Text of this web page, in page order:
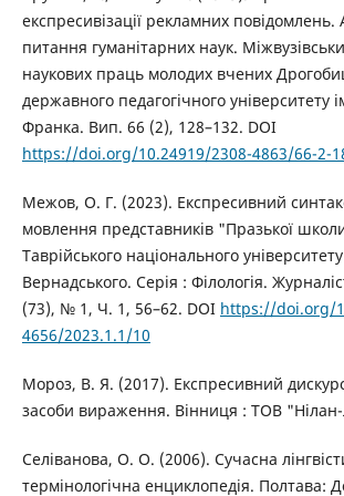
експресивізації рекламних повідомлень.
питання гуманiтарних наук.
наукових праць молодих вчених
державного педагогічного університету
Франка. Вип. 66 (2), 128–132. DOI
https://doi.org/10.24919/2308-4863/66-2-
Межов, О. Г. (2023). Експресивний
мовлення представників "Празької
Таврійського національного університету
Вернадського. Серія : Філологія.
(73), № 1, Ч. 1, 56–62. DOI https://doi.org/
4656/2023.1.1/10
Мороз, В. Я. (2017). Експресивний
засоби вираження. Вінниця : ТОВ
Селіванова, О. О. (2006). Сучасна
термінологічна енциклопедія. Полтава: